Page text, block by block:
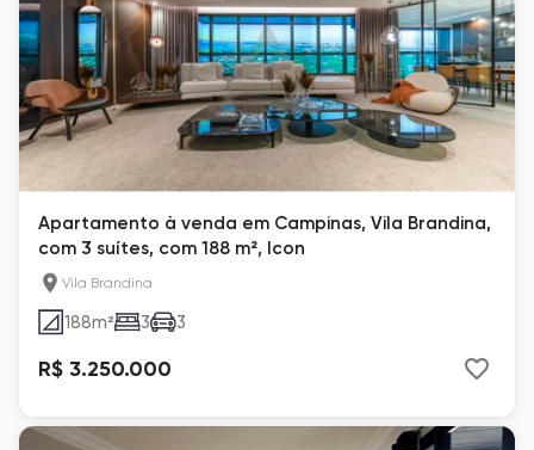
Apartamento à venda em Campinas, Vila Brandina,
com 3 suítes, com 188 m², Icon
Vila Brandina
188m² 3 3
R$ 3.250.000